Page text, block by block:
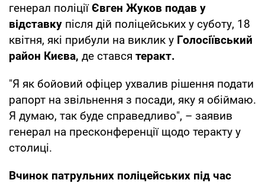
генерал поліціїЄвген Жуков подав у
відставку після дій поліцейських у суботу, 18
квітня, які прибули на виклик у Голосіївський
район Києва, де стався теракт.
"Я як бойовий офіцер ухвалив рішення подати
рапорт на звільнення з посади, яку я обіймаю.
Я думаю, так буде справедливо", – заявив
генерал на пресконференції щодо теракту у
столиці.
Вчинок патрульних поліцейських під час